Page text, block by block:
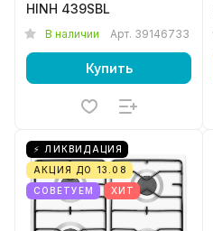
HINH 439SBL
В наличии Арт. 39146733
Купить
⚡ ЛИКВИДАЦИЯ
АКЦИЯ ДО 13.08
СОВЕТУЕМ
ХИТ